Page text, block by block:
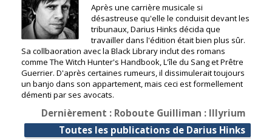
Après une carrière musicale si
désastreuse qu'elle le conduisit devant les
tribunaux, Darius Hinks décida que
travailler dans l'édition était bien plus sûr.
Sa collbaoration avec la Black Library inclut des romans
comme The Witch Hunter's Handbook, L'île du Sang et Prêtre
Guerrier. D'après certaines rumeurs, il dissimulerait toujours
un banjo dans son appartement, mais ceci est formellement
démenti par ses avocats.
Dernièrement : Roboute Guilliman : Illyrium
Toutes les publications de Darius Hinks